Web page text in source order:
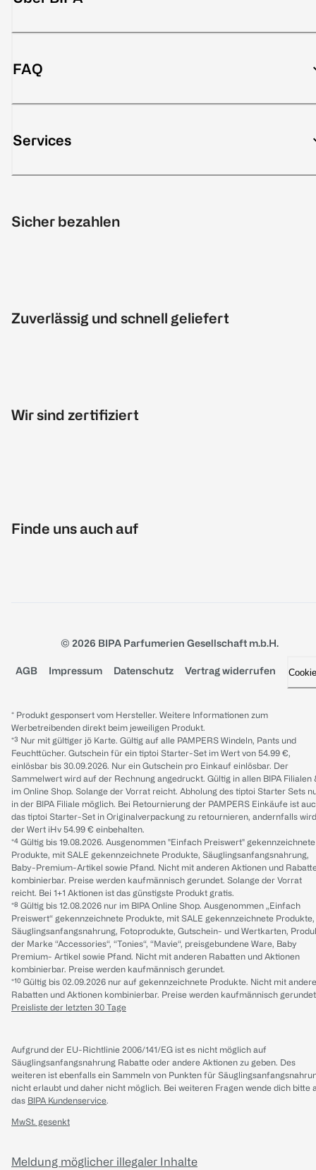
FAQ
Services
Sicher bezahlen
Zuverlässig und schnell geliefert
Wir sind zertifiziert
Finde uns auch auf
© 2026 BIPA Parfumerien Gesellschaft m.b.H.
AGB Impressum Datenschutz Vertrag widerrufen
* Produkt gesponsert vom Hersteller. Weitere Informationen zum
Werbetreibenden direkt beim jeweiligen Produkt.
*³ Nur mit gültiger jö Karte. Gültig auf alle PAMPERS Windeln, Pants und
Feuchttücher. Gutschein für ein tiptoi Starter-Set im Wert von 54.99 €,
einlösbar bis 30.09.2026. Nur ein Gutschein pro Einkauf einlösbar. Der
Sammelwert wird auf der Rechnung angedruckt. Gültig in allen BIPA Filialen
im Online Shop. Solange der Vorrat reicht. Abholung des tiptoi Starter Sets
in der BIPA Filiale möglich. Bei Retournierung der PAMPERS Einkäufe ist
das tiptoi Starter-Set in Originalverpackung zu retournieren, andernfalls wird
der Wert iHv 54.99 € einbehalten.
*⁴ Gültig bis 19.08.2026. Ausgenommen "Einfach Preiswert" gekennzeichnete
Produkte, mit SALE gekennzeichnete Produkte, Säuglingsanfangsnahrung,
Baby-Premium-Artikel sowie Pfand. Nicht mit anderen Aktionen und
kombinierbar. Preise werden kaufmännisch gerundet. Solange der Vorrat
reicht. Bei 1+1 Aktionen ist das günstigste Produkt gratis.
*⁸ Gültig bis 12.08.2026 nur im BIPA Online Shop. Ausgenommen „Einfach
Preiswert“ gekennzeichnete Produkte, mit SALE gekennzeichnete Produkte,
Säuglingsanfangsnahrung, Fotoprodukte, Gutschein- und Wertkarten,
der Marke “Accessories“, “Tonies“, “Mavie“, preisgebundene Ware, Baby
Premium- Artikel sowie Pfand. Nicht mit anderen Rabatten und Aktionen
kombinierbar. Preise werden kaufmännisch gerundet.
*¹⁰ Gültig bis 02.09.2026 nur auf gekennzeichnete Produkte. Nicht mit
Rabatten und Aktionen kombinierbar. Preise werden kaufmännisch
Preisliste der letzten 30 Tage
Aufgrund der EU-Richtlinie 2006/141/EG ist es nicht möglich auf
Säuglingsanfangsnahrung Rabatte oder andere Aktionen zu geben. Des
weiteren ist ebenfalls ein Sammeln von Punkten für
nicht erlaubt und daher nicht möglich. Bei weiteren Fragen wende dich bitte
das BIPA Kundenservice.
MwSt. gesenkt
Meldung möglicher illegaler Inhalte